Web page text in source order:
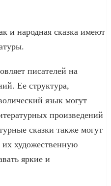
и народная сказка имеют
писателей на
Ее структура,
язык могут
произведений
сказки также могут
их художественную
яркие и